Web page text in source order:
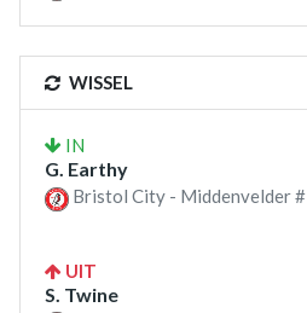
WISSEL
IN
G. Earthy
Bristol City - Middenvelder #
UIT
S. Twine